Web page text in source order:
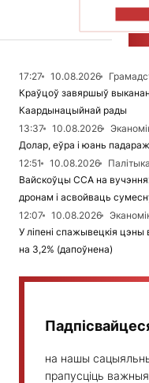
17:27 10.08.2026
Краўцоў завяршыў
Каардынацыйнай рады
13:37
10.08.2026
Долар, еўра і юань
12:51
10.08.2026
Палітыка
Вайскоўцы ССА на
дронам і асвойваць
12:07
10.08.2026
У ліпені спажывецкія
на 3,2% (дапоўнена)
на нашы
прапусціць важныя